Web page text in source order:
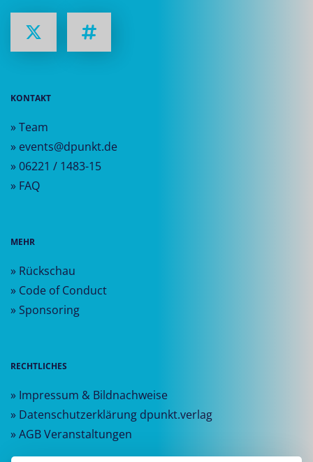
KONTAKT
» Team
» events@dpunkt.de
» 06221 / 1483-15
» FAQ
MEHR
» Rückschau
» Code of Conduct
» Sponsoring
RECHTLICHES
» Impressum & Bildnachweise
» Datenschutzerklärung dpunkt.verlag
» AGB Veranstaltungen